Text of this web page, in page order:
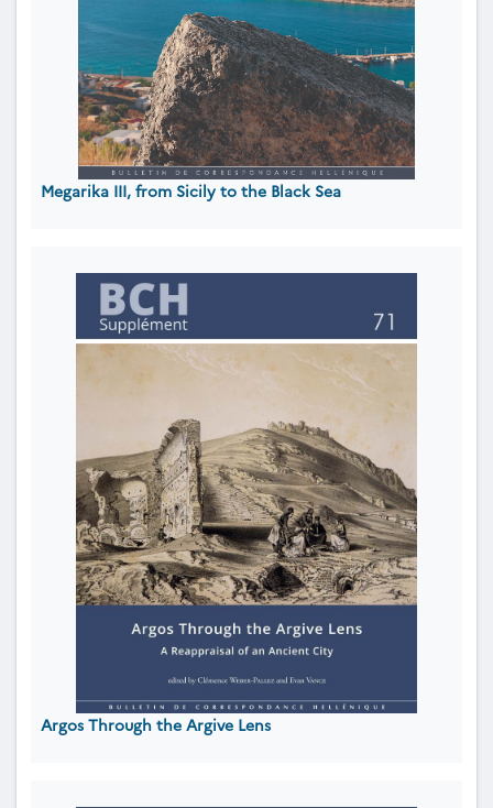
Megarika III, from Sicily to the Black Sea
Argos Through the Argive Lens